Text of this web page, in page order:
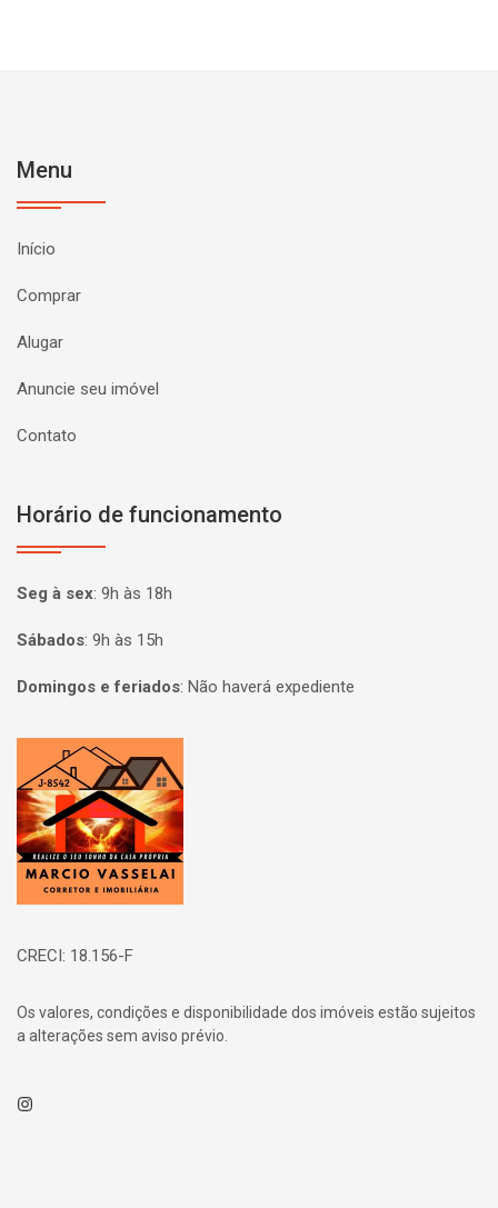
Menu
Início
Comprar
Alugar
Anuncie seu imóvel
Contato
Horário de funcionamento
Seg à sex: 9h às 18h
Sábados: 9h às 15h
Domingos e feriados: Não haverá expediente
Página inicial
CRECI: 18.156-F
Os valores, condições e disponibilidade dos imóveis estão sujeitos
a alterações sem aviso prévio.
Instagram